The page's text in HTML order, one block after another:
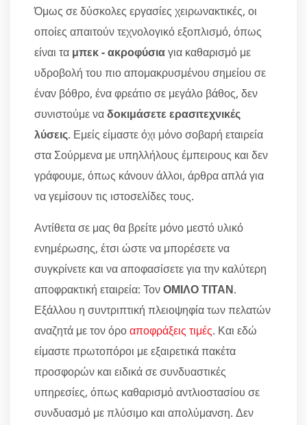
Όμως σε δύσκολες εργασίες χειρωνακτικές, οι
οποίες απαιτούν τεχνολογικό εξοπλισμό, όπως
είναι τα μπεκ - ακροφύσιαγια καθαρισμό με
υδροβολή του πιο απομακρυσμένου σημείου σε
έναν βόθρο, ένα φρεάτιο σε μεγάλο βάθος, δεν
συνιστούμε ναδοκιμάσετε ερασιτεχνικές
λύσεις. Εμείς είμαστε όχι μόνο σοβαρή εταιρεία
στα Σούρμενα με υπηλλήλους έμπειρους και δεν
γράφουμε, όπως κάνουν άλλοι, άρθρα απλά για
να γεμίσουν τις ιστοσελίδες τους.
Αντίθετα σε μας θα βρείτε μόνο μεστό υλικό
ενημέρωσης, έτσι ώστε να μπορέσετε να
συγκρίνετε και να αποφασίσετε για την καλύτερη
αποφρακτική εταιρεία: ΤονΟΜΙΛΟ ΤΙΤΑΝ.
Εξάλλου η συντριπτική πλειοψηφία των πελατών
αναζητά με τον όροαποφράξεις τιμές. Και εδώ
είμαστε πρωτοπόροι με εξαιρετικά πακέτα
προσφορών και ειδικά σε συνδυαστικές
υπηρεσίες, όπως καθαρισμό αντλιοστασίου σε
συνδυασμό με πλύσιμο και απολύμανση. Δεν